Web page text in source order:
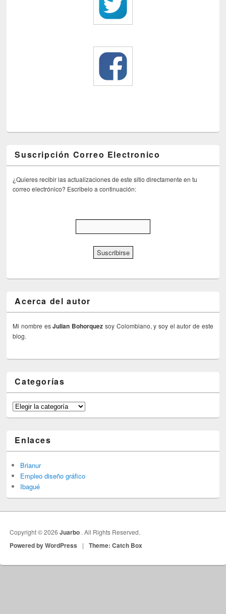
Suscripción Correo Electronico
¿Quieres recibir las actualizaciones de este sitio directamente en tu
correo electrónico? Escribelo a continuación:
Acerca del autor
Mi nombre esJulian Bohorquez soy Colombiano, y soy el autor de este
blog.
Categorías
Categorías
Enlaces
Brianur
Empleo diseño gráfico
Ibagué
Copyright © 2026Juarbo . All Rights Reserved.
Powered by WordPress | Theme: Catch Box